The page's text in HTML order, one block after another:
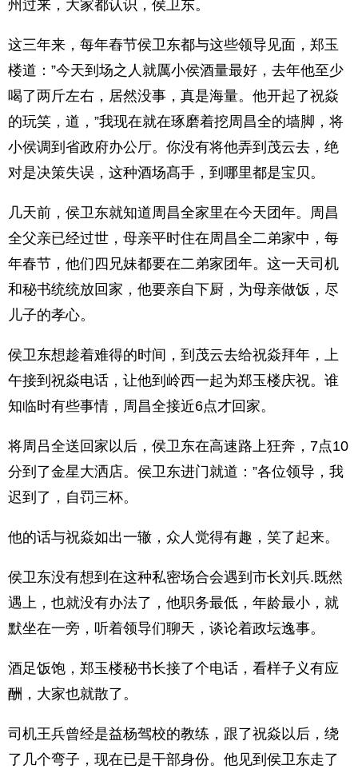
州过来，大家都认识，侯卫东。
这三年来，每年舂节侯卫东都与这些领导见面，郑玉
楼道：”今天到场之人就厲小侯酒量最好，去年他至少
喝了两斤左右，居然没事，真是海量。他开起了祝焱
的玩笑，道，”我现在就在琢磨着挖周昌全的墙脚，将
小侯调到省政府办公厅。你没有将他弄到茂云去，绝
对是决策失误，这种酒场髙手，到哪里都是宝贝。
几天前，侯卫东就知道周昌全家里在今天团年。周昌
全父亲已经过世，母亲平时住在周昌全二弟家中，每
年春节，他们四兄妹都要在二弟家团年。这一天司机
和秘书统统放回家，他要亲自下厨，为母亲做饭，尽
儿子的孝心。
侯卫东想趁着难得的时间，到茂云去给祝焱拜年，上
午接到祝焱电话，让他到岭西一起为郑玉楼庆祝。谁
知临时有些事情，周昌全接近6点才回家。
将周吕全送回家以后，侯卫东在高速路上狂奔，7点10
分到了金星大洒店。侯卫东进门就道：”各位领导，我
迟到了，自罚三杯。
他的话与祝焱如出一辙，众人觉得有趣，笑了起来。
侯卫东没有想到在这种私密场合会遇到市长刘兵.既然
遇上，也就没有办法了，他职务最低，年龄最小，就
默坐在一旁，听着领导们聊天，谈论着政坛逸事。
酒足饭饱，郑玉楼秘书长接了个电话，看样子义有应
酬，大家也就散了。
司机王兵曾经是益杨驾校的教练，跟了祝焱以后，绕
了几个弯子，现在已是干部身份。他见到侯卫东走了